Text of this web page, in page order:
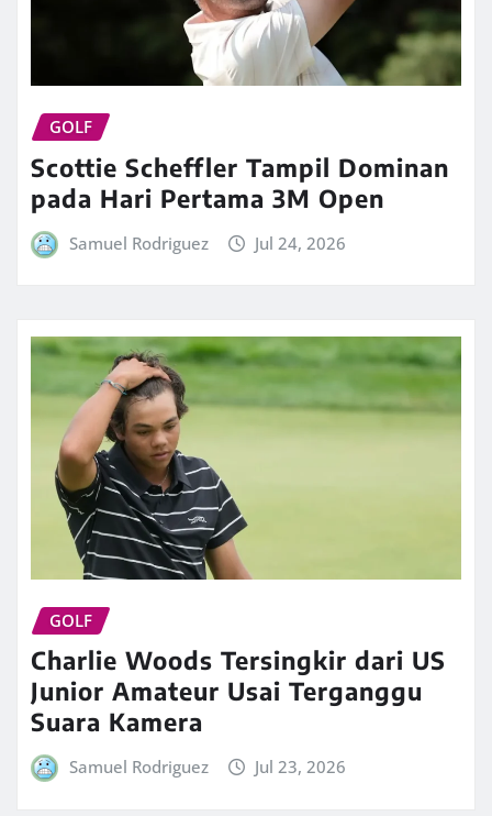
GOLF
Scottie Scheffler Tampil Dominan
pada Hari Pertama 3M Open
Samuel Rodriguez Jul 24, 2026
GOLF
Charlie Woods Tersingkir dari US
Junior Amateur Usai Terganggu
Suara Kamera
Samuel Rodriguez Jul 23, 2026